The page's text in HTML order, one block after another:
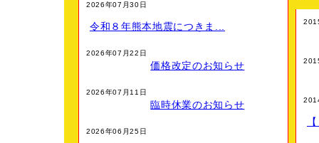
【９月の定休日】
9月2日 火曜日
2026年07月30日
令和８年熊本地震につきま...
2026年07月22日
価格改定のお知らせ
2026年07月11日
臨時休業のお知らせ
2026年06月25日